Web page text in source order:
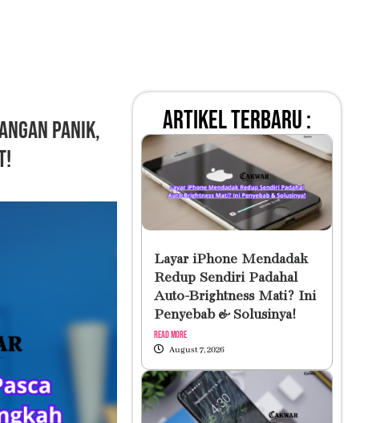
Panik,
artikel terbaru :
Layar iPhone Mendadak
Redup Sendiri Padahal
Auto-Brightness Mati? Ini
Penyebab & Solusinya!
Read More
August 7, 2026